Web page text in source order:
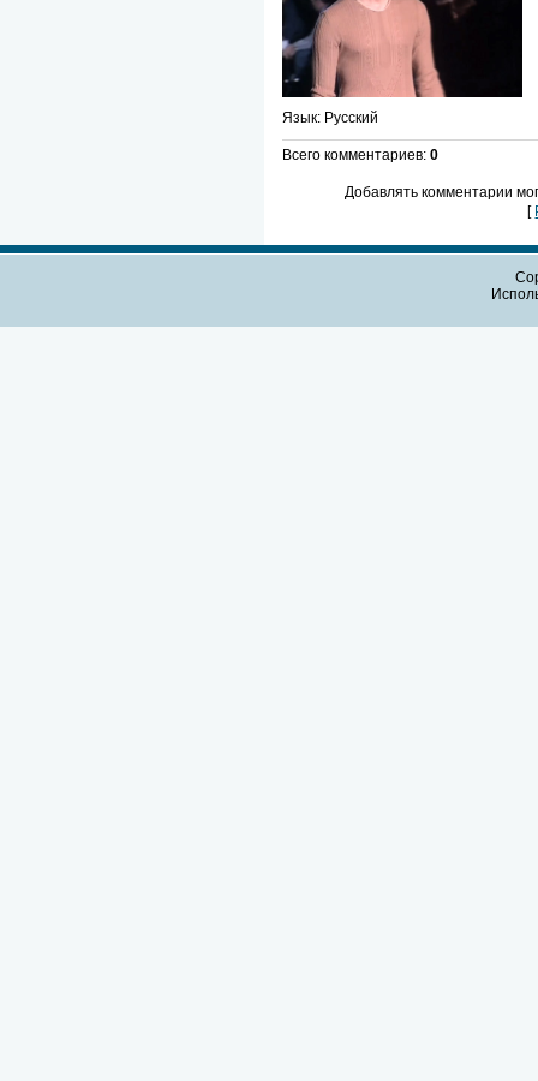
Язык: Русский
Всего комментариев: 0
Добавлять комментарии
[